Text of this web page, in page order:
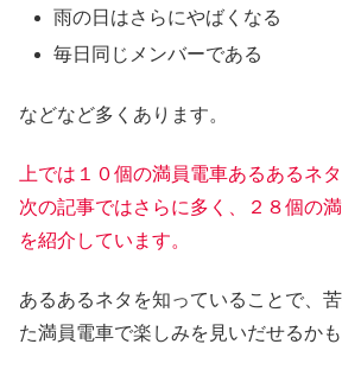
雨の日はさらにやばくなる
毎日同じメンバーである
などなど多くあります。
上では１０個の満員電車あるあるネ
次の記事ではさらに多く、２８個の
を紹介しています。
あるあるネタを知っていることで、
た満員電車で楽しみを見いだせるかも